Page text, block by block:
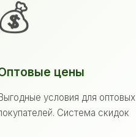
💰
цены
условия для оптовых
Система скидок